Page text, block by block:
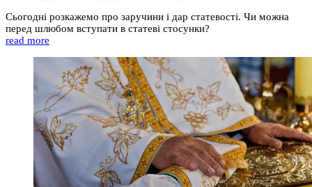
Сьогодні розкажемо про заручини і дар статевості. Чи можна
перед шлюбом вступати в статеві стосунки?
read more